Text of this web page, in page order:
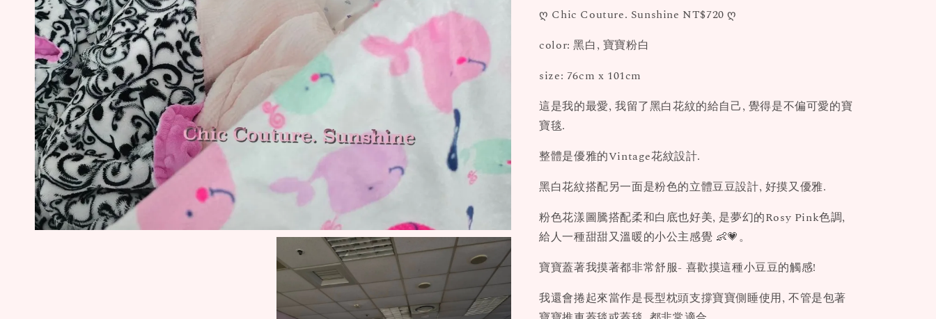
ღ Chic Couture. Sunshine NT$720 ღ
color: 黑白, 寶寶粉白
size: 76cm x 101cm
這是我的最愛, 我留了黑白花紋的給自己, 覺得是不偏可愛的寶
寶毯.
整體是優雅的Vintage花紋設計.
黑白花紋搭配另一面是粉色的立體豆豆設計, 好摸又優雅.
粉色花漾圖騰搭配柔和白底也好美, 是夢幻的Rosy Pink色調,
給人一種甜甜又溫暖的小公主感覺 👶💗。
寶寶蓋著我摸著都非常舒服- 喜歡摸這種小豆豆的觸感!
我還會捲起來當作是長型枕頭支撐寶寶側睡使用, 不管是包著